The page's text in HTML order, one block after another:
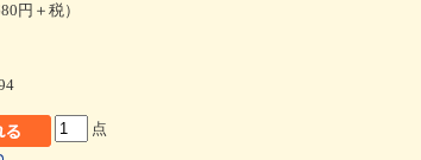
円＋税）
点